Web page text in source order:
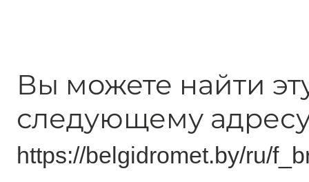
Вы можете найти
следующему
https://belgidromet.by/ru/